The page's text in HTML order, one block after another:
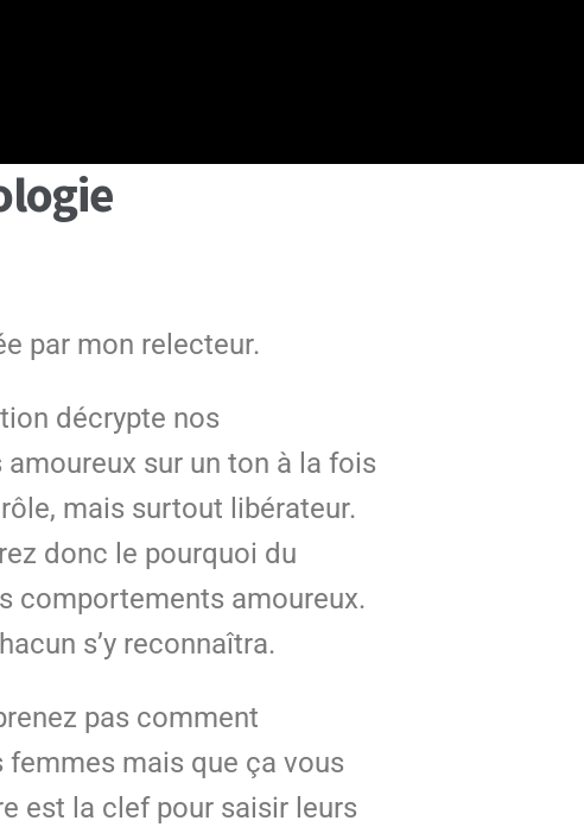
par mon relecteur.
décrypte nos
sur un ton à la fois
mais surtout libérateur.
donc le pourquoi du
comportements amoureux.
s’y reconnaîtra.
pas comment
mais que ça vous
est la clef pour saisir leurs